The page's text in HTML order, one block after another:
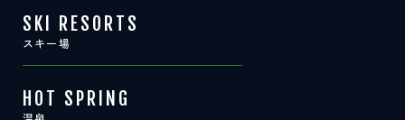
SKI RESORTS
スキー場
HOT SPRING